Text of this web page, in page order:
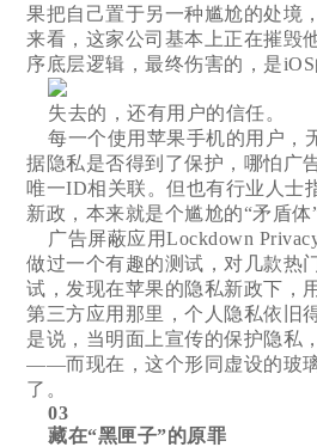
果把自己置于另一种尴尬的处境
来看，这家公司基本上正在摧毁
序底层逻辑，最终伤害的，是iOS
失去的，还有用户的信任。
每一个使用苹果手机的用户，
据隐私是否得到了保护，哪怕广
唯一ID相关联。但也有行业人士
新政，本来就是个尴尬的“矛盾体”
广告屏蔽应用Lockdown
做过一个有趣的测试，对几款热
试，发现在苹果的隐私新政下，
第三方应用那里，个人隐私依旧
是说，当明面上宣传的保护隐私
——而现在，这个形同虚设的玻
了。
03
藏在“黑匣子”的原罪